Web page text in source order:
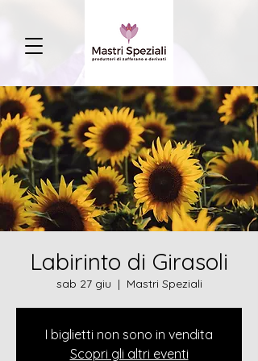
Labirinto di Girasoli
sab 27 giu
  |
Mastri Speziali
I biglietti non sono in vendita
Scopri gli altri eventi